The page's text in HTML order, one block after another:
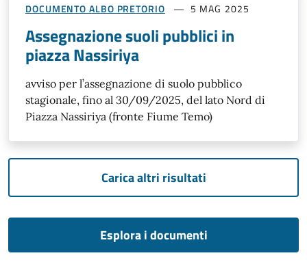
DOCUMENTO ALBO PRETORIO 5 MAG 2025
Assegnazione suoli pubblici in
piazza Nassiriya
avviso per l’assegnazione di suolo pubblico
stagionale, fino al 30/09/2025, del lato Nord di
Piazza Nassiriya (fronte Fiume Temo)
Carica altri risultati
Esplora i documenti